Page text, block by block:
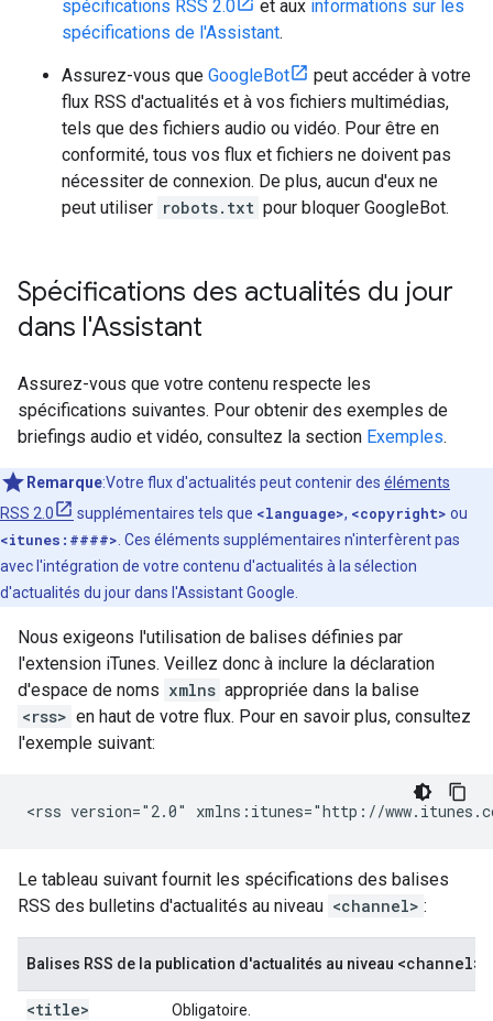
spécifications RSS 2.0
et aux informations sur les
spécifications de l'Assistant.
Assurez-vous que GoogleBot
peut accéder à votre
flux RSS d'actualités et à vos fichiers multimédias,
tels que des fichiers audio ou vidéo. Pour être en
conformité, tous vos flux et fichiers ne doivent pas
nécessiter de connexion. De plus, aucun d'eux ne
peut utiliser robots.txt pour bloquer GoogleBot.
Spécifications des actualités du jour
dans l'Assistant
Assurez-vous que votre contenu respecte les
spécifications suivantes. Pour obtenir des exemples de
briefings audio et vidéo, consultez la section Exemples.
Remarque:Votre flux d'actualités peut contenir des éléments
RSS 2.0
supplémentaires tels que <language>, <copyright> ou
<itunes:####> . Ces éléments supplémentaires n'interfèrent pas
avec l'intégration de votre contenu d'actualités à la sélection
d'actualités du jour dans l'Assistant Google.
Nous exigeons l'utilisation de balises définies par
l'extension iTunes. Veillez donc à inclure la déclaration
d'espace de noms xmlns appropriée dans la balise
<rss> en haut de votre flux. Pour en savoir plus, consultez
l'exemple suivant:
<rss version="2.0" xmlns:itunes="http://
Le tableau suivant fournit les spécifications des balises
RSS des bulletins d'actualités au niveau <channel> :
Balises RSS de la publication d'actualités au niveau <channel>
<title> Obligatoire.